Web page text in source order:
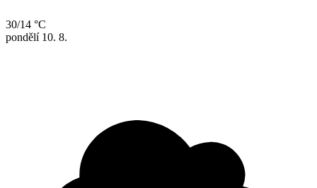
30/14 °C
pondělí 10. 8.